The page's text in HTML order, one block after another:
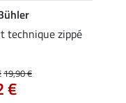
technique zippé
19,90 €
€